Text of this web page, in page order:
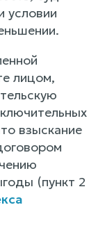
условии
лицом,
взыскание
(пункт 2